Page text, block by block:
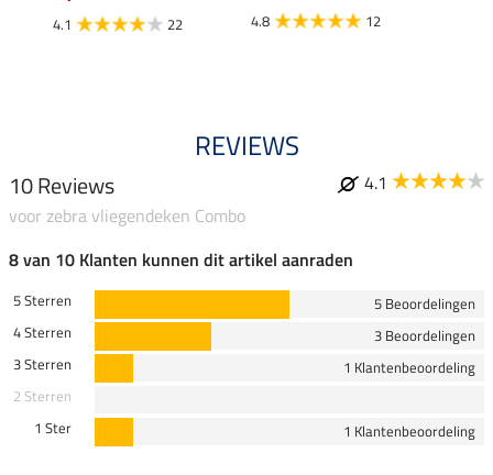
4.1 22 4.8 12
REVIEWS
10 Reviews
4.1
voor zebra vliegendeken Combo
8 van 10 Klanten kunnen dit artikel aanraden
5 Sterren
5 Beoordelingen
4 Sterren
3 Beoordelingen
3 Sterren
1 Klantenbeoordeling
2 Sterren
1 Ster
1 Klantenbeoordeling